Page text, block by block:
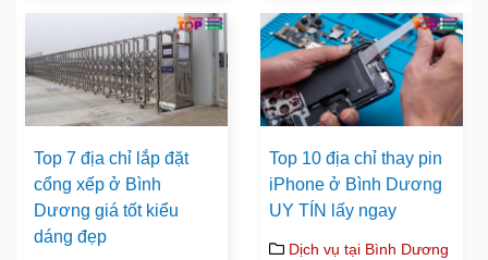
Top 7 địa chỉ lắp đặt
cổng xếp ở Bình
Dương giá tốt kiểu
dáng đẹp
Top 10 địa chỉ thay pin
iPhone ở Bình Dương
UY TÍN lấy ngay
Dịch vụ tại Bình Dương